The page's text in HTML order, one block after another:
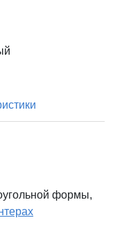
формы,